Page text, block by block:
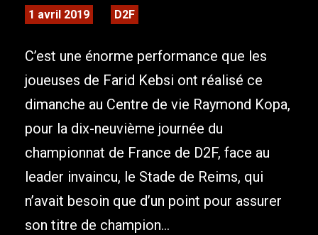
1 avril 2019 D2F
C’est une énorme performance que les
joueuses de Farid Kebsi ont réalisé ce
dimanche au Centre de vie Raymond Kopa,
pour la dix-neuvième journée du
championnat de France de D2F, face au
leader invaincu, le Stade de Reims, qui
n’avait besoin que d’un point pour assurer
son titre de champion...